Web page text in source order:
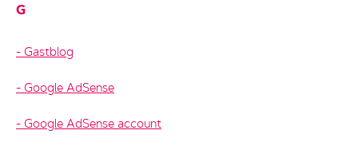
G
Gastblog
Google AdSense
Google AdSense account